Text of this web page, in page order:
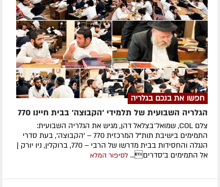
חפשו את בנכם בגלריה
הגלריה השבועית של תלמידי 'הקבוצה' בבית חיינו 770
צלם COL, שמואל־בצלאל דהן, מגיש את הגלריה השבועית:
התמימים בישיבת תות"ל המרכזית 770 – 'הקבוצה', בעת סדרי
הנגלה והחסידות בבית מדרשו של הרבי – 770, ברוקלין, ניו יורק |
אל התמימים ב'סדרים... לסיפור המלא